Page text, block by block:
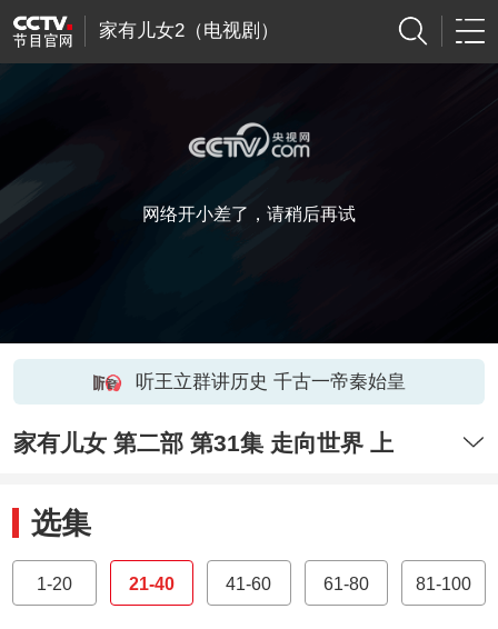
家有儿女2（电视剧）
网络开小差了，请稍后再试
听王立群讲历史 千古一帝秦始皇
家有儿女 第二部 第31集 走向世界 上
选集
1-20 21-40 41-60 61-80 81-100